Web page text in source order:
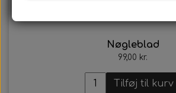
Nøgleblad
99,00 kr.
Tilføj til kurv